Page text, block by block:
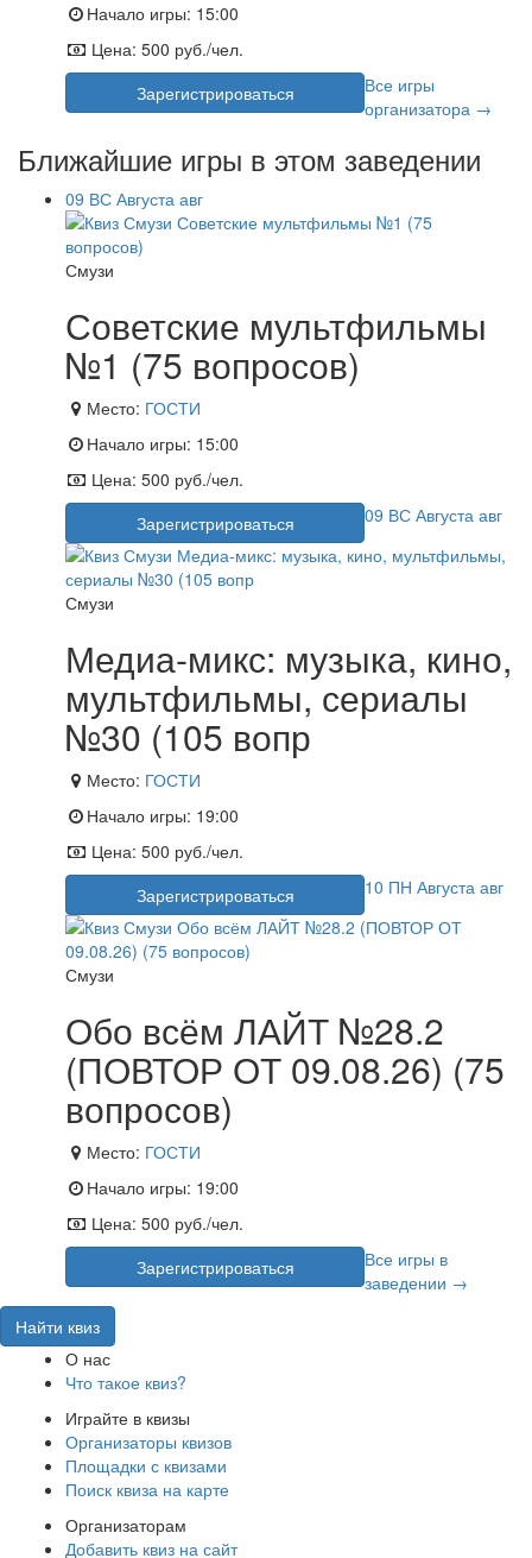
Начало игры: 15:00
Цена: 500 руб./чел.
Зарегистрироваться
Все игры
организатора →
Ближайшие игры в этом заведении
09 ВС Августа авг
Смузи
Советские мультфильмы
№1 (75 вопросов)
Место: ГОСТИ
Начало игры: 15:00
Цена: 500 руб./чел.
Зарегистрироваться
09 ВС Августа авг
Смузи
Медиа-микс: музыка, кино,
мультфильмы, сериалы
№30 (105 вопр
Место: ГОСТИ
Начало игры: 19:00
Цена: 500 руб./чел.
Зарегистрироваться
10 ПН Августа авг
Смузи
Обо всём ЛАЙТ №28.2
(ПОВТОР ОТ 09.08.26) (75
вопросов)
Место: ГОСТИ
Начало игры: 19:00
Цена: 500 руб./чел.
Зарегистрироваться
Все игры в
заведении →
Найти квиз
О нас
Что такое квиз?
Играйте в квизы
Организаторы квизов
Площадки с квизами
Поиск квиза на карте
Организаторам
Добавить квиз на сайт